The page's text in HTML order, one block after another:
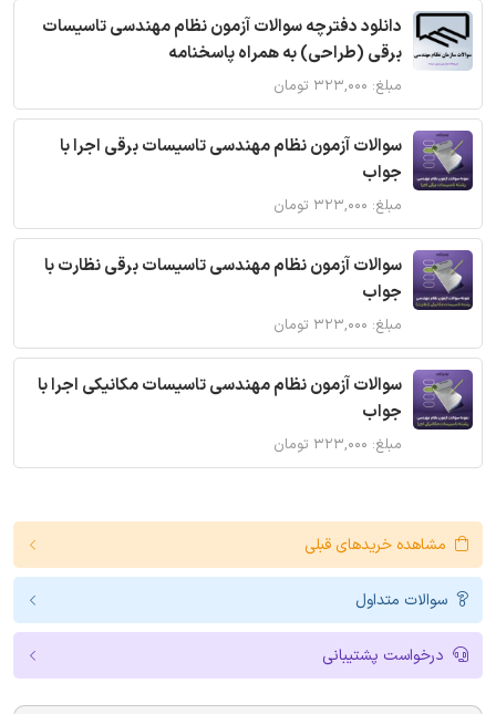
دانلود دفترچه سوالات آزمون نظام مهندسی تاسیسات
برقی (طراحی) به همراه پاسخنامه
مبلغ: ۳۲۳,۰۰۰ تومان
سوالات آزمون نظام مهندسی تاسیسات برقی اجرا با
جواب
مبلغ: ۳۲۳,۰۰۰ تومان
سوالات آزمون نظام مهندسی تاسیسات برقی نظارت با
جواب
مبلغ: ۳۲۳,۰۰۰ تومان
سوالات آزمون نظام مهندسی تاسیسات مکانیکی اجرا با
جواب
مبلغ: ۳۲۳,۰۰۰ تومان
مشاهده خریدهای قبلی
سوالات متداول
درخواست پشتیبانی